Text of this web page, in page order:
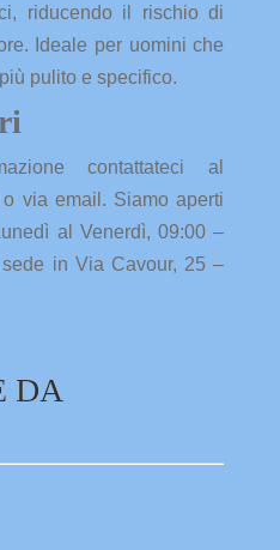
riducendo il rischio di
Ideale per uomini che
pulito e specifico.
contattateci al
via email. Siamo aperti
al Venerdì, 09:00 –
in Via Cavour, 25 –
DA